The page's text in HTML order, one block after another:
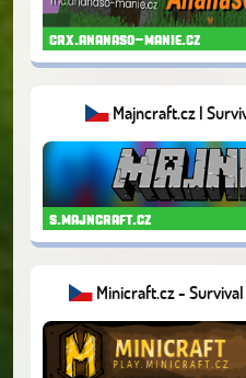
crx.ananaso-manie.cz
Majncraft.cz |
s.majncraft.cz
Minicraft.cz - Survival